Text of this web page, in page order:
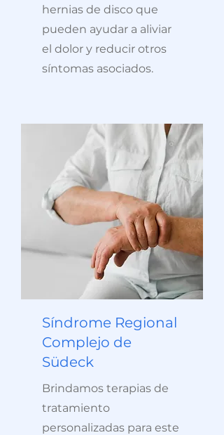
hernias de disco que
pueden ayudar a aliviar
el dolor y reducir otros
síntomas asociados.
Síndrome Regional
Complejo de
Südeck
Brindamos terapias de
tratamiento
personalizadas para este